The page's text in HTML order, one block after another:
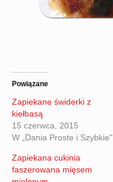
Powiązane
Zapiekane świderki z
kiełbasą
15 czerwca, 2015
W „Dania Proste i Szybkie"
Zapiekana cukinia
faszerowana mięsem